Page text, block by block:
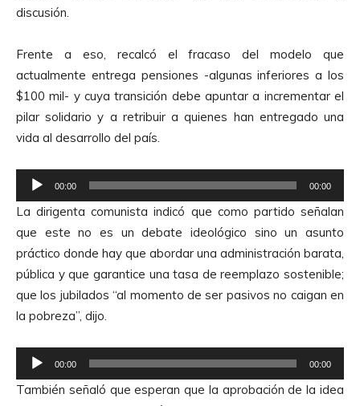
discusión.
Frente a eso, recalcó el fracaso del modelo que
actualmente entrega pensiones -algunas inferiores a los
$100 mil- y cuya transición debe apuntar a incrementar el
pilar solidario y a retribuir a quienes han entregado una
vida al desarrollo del país.
e
p
r
o
d
u
c
t
r
00:00 00:00
La dirigenta comunista indicó que como partido señalan
que este no es un debate ideológico sino un asunto
práctico donde hay que abordar una administración barata,
pública y que garantice una tasa de reemplazo sostenible;
que los jubilados “al momento de ser pasivos no caigan en
la pobreza”, dijo.
e
p
00:00 00:00
También señaló que esperan que la aprobación de la idea